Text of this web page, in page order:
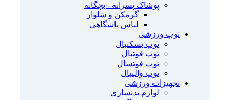
پوشاک پسرانه - بچگانه
گرمکن و شلوار
لباس باشگاهی
توپ ورزشی
توپ بسکتبال
توپ فوتبال
توپ فوتسال
توپ والیبال
تجهیزات ورزشی
لوازم بدنسازی